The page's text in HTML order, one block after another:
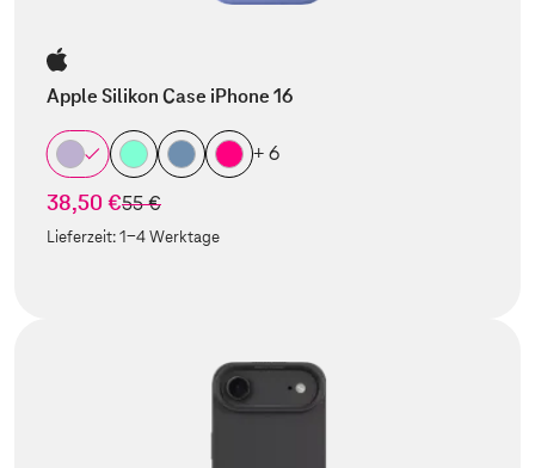
Apple Silikon Case iPhone 16
+ 6
38,50 €statt
55 €
Lieferzeit:1-4 Werktage